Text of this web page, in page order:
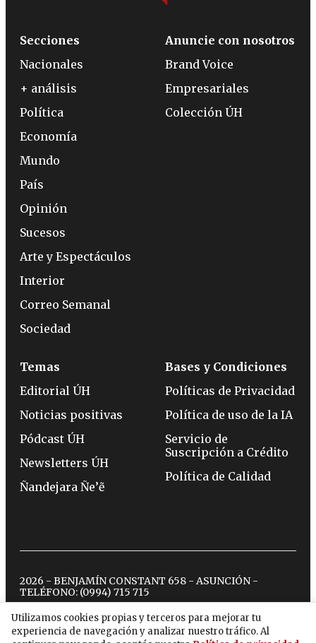
Utilizamos cookies propias y terceros para mejorar tu
experiencia de navegación y analizar nuestro tráfico. Al
Secciones
Nacionales
+ análisis
Política
Economía
Mundo
País
Opinión
Sucesos
Arte y Espectáculos
Interior
Correo Semanal
Sociedad
Anuncie con nosotros
Brand Voice
Empresariales
Colección ÚH
Temas
Editorial ÚH
Noticias positivas
Pódcast ÚH
Newsletters ÚH
Ñandejara Ñe’ẽ
Bases y Condiciones
Políticas de Privacidad
Política de uso de la IA
Servicio de
Suscripción a Crédito
Política de Calidad
2026 - BENJAMÍN CONSTANT 658 - ASUNCIÓN -
TELÉFONO: (0994) 715 715
twitterinstagram
facebook
tiktokyoutubespotify